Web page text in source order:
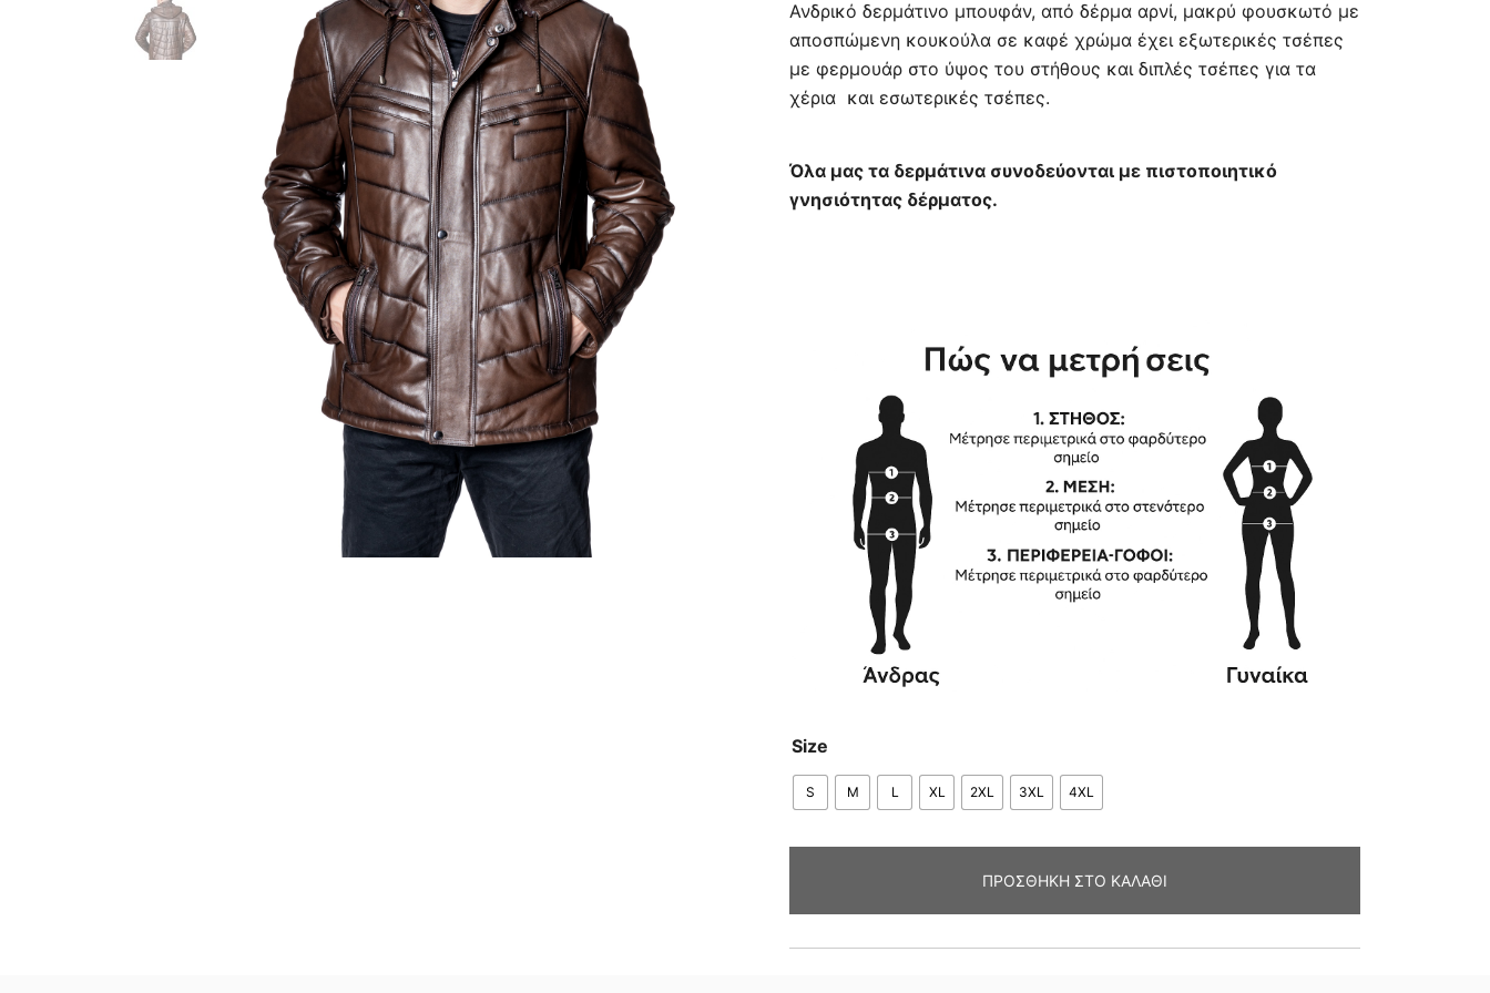
was:
410,00 €.
τιμή
είναι:
Ανδρικό δερμάτινο μπουφάν, από δέρμα αρνί, μακρύ φουσκωτό με
αποσπώμενη κουκούλα σε καφέ χρώμα έχει εξωτερικές τσέπες
με φερμουάρ στο ύψος του στήθους και διπλές τσέπες για τα
χέρια και εσωτερικές τσέπες.
Όλα μας τα δερμάτινα συνοδεύονται με πιστοποιητικό
γνησιότητας δέρματος.
Size
S M L XL 2XL 3XL 4XL
ΠΡΟΣΘΉΚΗ ΣΤΟ ΚΑΛΆΘΙ